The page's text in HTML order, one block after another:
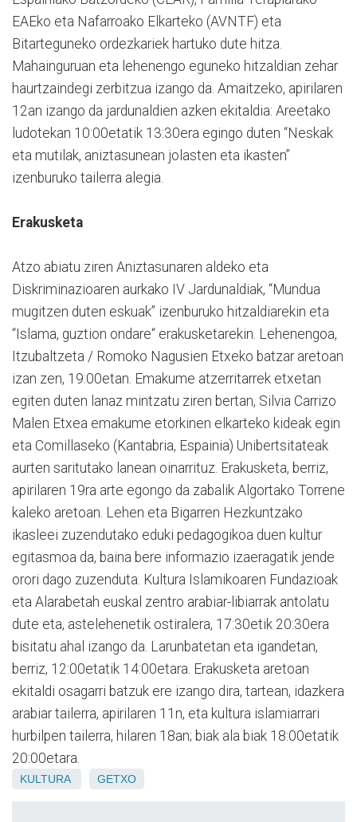
EAEko eta Nafarroako Elkarteko (AVNTF) eta
Bitarteguneko ordezkariek hartuko dute hitza.
Mahainguruan eta lehenengo eguneko hitzaldian zehar
haurtzaindegi zerbitzua izango da. Amaitzeko, apirilaren
12an izango da jardunaldien azken ekitaldia: Areetako
ludotekan 10:00etatik 13:30era egingo duten “Neskak
eta mutilak, aniztasunean jolasten eta ikasten”
izenburuko tailerra alegia.
Erakusketa
Atzo abiatu ziren Aniztasunaren aldeko eta
Diskriminazioaren aurkako IV Jardunaldiak, “Mundua
mugitzen duten eskuak” izenburuko hitzaldiarekin eta
“Islama, guztion ondare“ erakusketarekin. Lehenengoa,
Itzubaltzeta / Romoko Nagusien Etxeko batzar aretoan
izan zen, 19:00etan. Emakume atzerritarrek etxetan
egiten duten lanaz mintzatu ziren bertan, Silvia Carrizo
Malen Etxea emakume etorkinen elkarteko kideak egin
eta Comillaseko (Kantabria, Espainia) Unibertsitateak
aurten saritutako lanean oinarrituz. Erakusketa, berriz,
apirilaren 19ra arte egongo da zabalik Algortako Torrene
kaleko aretoan. Lehen eta Bigarren Hezkuntzako
ikasleei zuzendutako eduki pedagogikoa duen kultur
egitasmoa da, baina bere informazio izaeragatik jende
orori dago zuzenduta. Kultura Islamikoaren Fundazioak
eta Alarabetah euskal zentro arabiar-libiarrak antolatu
dute eta, astelehenetik ostiralera, 17:30etik 20:30era
bisitatu ahal izango da. Larunbatetan eta igandetan,
berriz, 12:00etatik 14:00etara. Erakusketa aretoan
ekitaldi osagarri batzuk ere izango dira, tartean, idazkera
arabiar tailerra, apirilaren 11n, eta kultura islamiarrari
hurbilpen tailerra, hilaren 18an; biak ala biak 18:00etatik
20:00etara.
KULTURA GETXO